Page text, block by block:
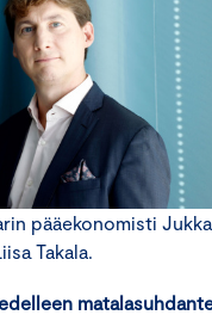
pääekonomisti Jukka
Takala.